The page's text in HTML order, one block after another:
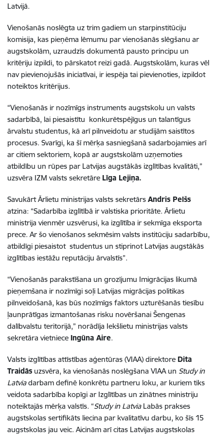
Latvijā.
Vienošanās noslēgta uz trim gadiem un starpinstitūciju
komisija, kas pieņēma lēmumu par vienošanās slēgšanu ar
augstskolām, uzraudzīs dokumentā pausto principu un
kritēriju izpildi, to pārskatot reizi gadā. Augstskolām, kuras vēl
nav pievienojušās iniciatīvai, ir iespēja tai pievienoties, izpildot
noteiktos kritērijus.
“Vienošanās ir nozīmīgs instruments augstskolu un valsts
sadarbībā, lai piesaistītu konkurētspējīgus un talantīgus
ārvalstu studentus, kā arī pilnveidotu ar studijām saistītos
procesus. Svarīgi, ka šī mērķa sasniegšanā sadarbojamies arī
ar citiem sektoriem, kopā ar augstskolām uzņemoties
atbildību un rūpes par Latvijas augstākās izglītības kvalitāti,”
uzsvēra IZM valsts sekretāre Līga Lejiņa.
Savukārt Ārlietu ministrijas valsts sekretārs Andris Pelšs
atzina: “Sadarbība izglītībā ir valstiska prioritāte. Ārlietu
ministrija vienmēr uzsvērusi, ka izglītība ir sekmīga eksporta
prece. Ar šo vienošanos sekmēsim valsts institūciju sadarbību,
atbildīgi piesaistot studentus un stiprinot Latvijas augstākās
izglītības iestāžu reputāciju ārvalstīs”.
“Vienošanās parakstīšana un grozījumu Imigrācijas likumā
pieņemšana ir nozīmīgi soļi Latvijas migrācijas politikas
pilnveidošanā, kas būs nozīmīgs faktors uzturēšanās tiesību
ļaunprātīgas izmantošanas risku novēršanai Šengenas
dalībvalstu teritorijā,” norādīja Iekšlietu ministrijas valsts
sekretāra vietniece Ingūna Aire.
Valsts izglītības attīstības aģentūras (VIAA) direktore Dita
Traidās uzsvēra, ka vienošanās noslēgšana VIAA un Study in
Latviadarbam definē konkrētu partneru loku, ar kuriem tiks
veidota sadarbība kopīgi ar Izglītības un zinātnes ministriju
noteiktajās mērķa valstīs. “Study in Latvia Labās prakses
augstskolas sertifikāts liecina par kvalitatīvu darbu, ko šīs 15
augstskolas jau veic. Aicinām arī citas Latvijas augstskolas